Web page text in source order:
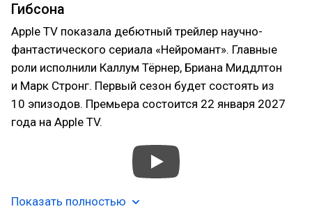
Гибсона
Apple TV показала дебютный трейлер научно-
фантастического сериала «Нейромант». Главные
роли исполнили Каллум Тёрнер, Бриана Миддлтон
и Марк Стронг. Первый сезон будет состоять из
10 эпизодов. Премьера состоится 22 января 2027
года на Apple TV.
Показать полностью